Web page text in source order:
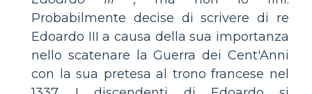
Probabilmente decise di scrivere di re
Edoardo III a causa della sua importanza
nello scatenare la Guerra dei Cent'Anni
con la sua pretesa al trono francese nel